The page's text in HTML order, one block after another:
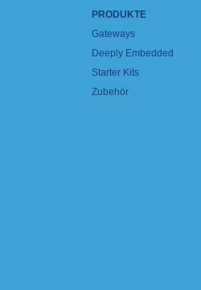
PRODUKTE
Gateways
Deeply Embedded
Starter Kits
Zubehör